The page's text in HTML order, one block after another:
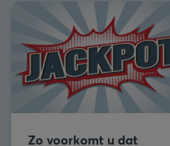
Zo voorkomt u dat